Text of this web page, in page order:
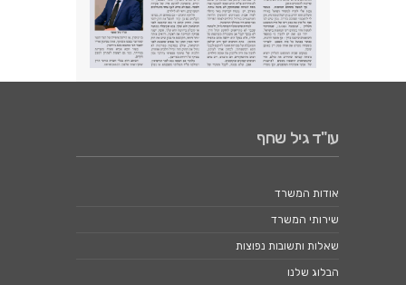
עו"ד גיל שחף
אודות המשרד
שירותי המשרד
שאלות ותשובות נפוצות
הבלוג שלנו